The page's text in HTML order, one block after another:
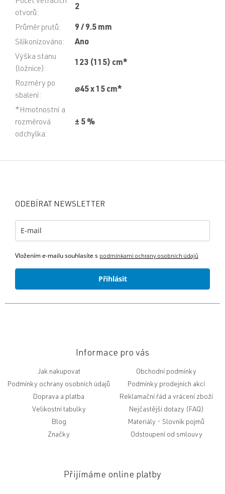
Počet větracích
otvorů:
2
Průměr prutů:
9 / 9.5 mm
Silikonizováno:
Ano
Výška stanu
(ložnice) :
123 (115) cm*
Rozměry po
sbalení :
⌀45 x 15 cm*
*Hmotnostní a
rozměrová
odchylka:
± 5 %
ODEBÍRAT NEWSLETTER
Vložením e-mailu souhlasíte s podmínkami ochrany osobních údajů
Přihlásit
Informace pro vás
Jak nakupovat
Obchodní podmínky
Podmínky ochrany osobních údajů
Podmínky prodejních akcí
Doprava a platba
Reklamační řád a vrácení zboží
Velikostní tabulky
Nejčastější dotazy (FAQ)
Blog
Slovník pojmů
Značky
Odstoupení od smlouvy
Přijímáme online platby